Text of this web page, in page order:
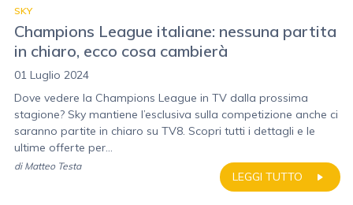
SKY
Champions League italiane: nessuna partita
in chiaro, ecco cosa cambierà
01 Luglio 2024
Dove vedere la Champions League in TV dalla prossima
stagione? Sky mantiene l’esclusiva sulla competizione anche ci
saranno partite in chiaro su TV8. Scopri tutti i dettagli e le
ultime offerte per...
LEGGI TUTTO
di Matteo Testa